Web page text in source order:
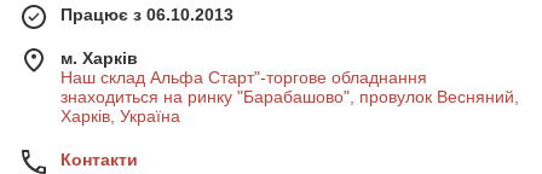
Працює з 06.10.2013
м. Харків
Наш склад Альфа Старт"-торгове обладнання
знаходиться на ринку "Барабашово", провулок Весняний,
Харків, Україна
Контакти